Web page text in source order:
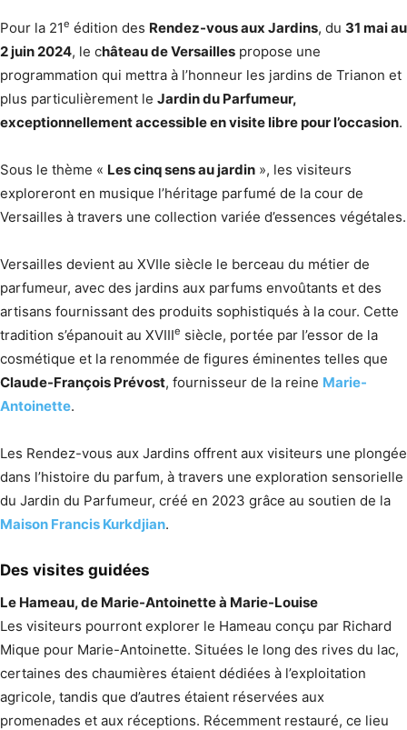
Pour la 21e édition des Rendez-vous aux Jardins, du 31 mai au
2 juin 2024, le château de Versailles propose une
programmation qui mettra à l’honneur les jardins de Trianon et
plus particulièrement le Jardin du Parfumeur,
exceptionnellement accessible en visite libre pour l’occasion.
Sous le thème « Les cinq sens au jardin », les visiteurs
exploreront en musique l’héritage parfumé de la cour de
Versailles à travers une collection variée d’essences végétales.
Versailles devient au XVIIe siècle le berceau du métier de
parfumeur, avec des jardins aux parfums envoûtants et des
artisans fournissant des produits sophistiqués à la cour. Cette
tradition s’épanouit au XVIIIe siècle, portée par l’essor de la
cosmétique et la renommée de figures éminentes telles que
Claude-François Prévost, fournisseur de la reine Marie-
Antoinette.
Les Rendez-vous aux Jardins offrent aux visiteurs une plongée
dans l’histoire du parfum, à travers une exploration sensorielle
du Jardin du Parfumeur, créé en 2023 grâce au soutien de la
Maison Francis Kurkdjian.
Des visites guidées
Le Hameau, de Marie-Antoinette à Marie-Louise
Les visiteurs pourront explorer le Hameau conçu par Richard
Mique pour Marie-Antoinette. Situées le long des rives du lac,
certaines des chaumières étaient dédiées à l’exploitation
agricole, tandis que d’autres étaient réservées aux
promenades et aux réceptions. Récemment restauré, ce lieu